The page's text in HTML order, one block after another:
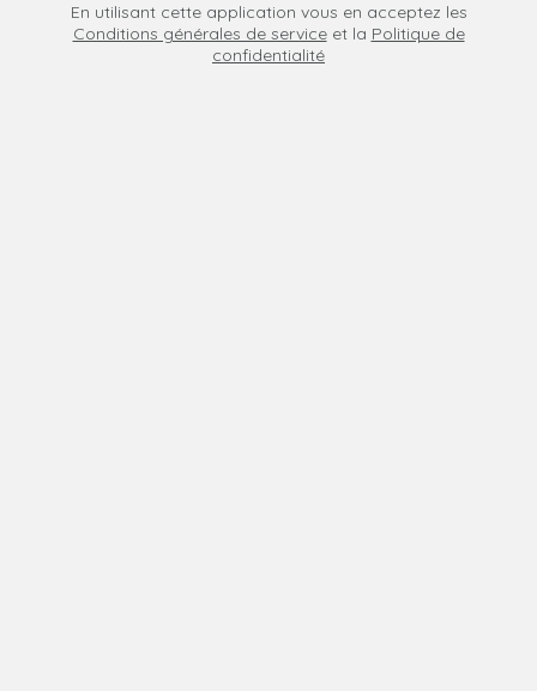
En utilisant cette application vous en acceptez les
Conditions générales de serviceet la Politique de
confidentialité